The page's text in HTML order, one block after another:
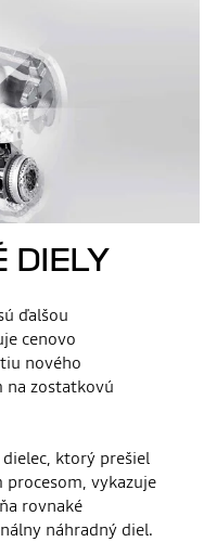
DIELY
ďalšou
cenovo
nového
na zostatkovú
ktorý prešiel
vykazuje
rovnaké
náhradný diel.